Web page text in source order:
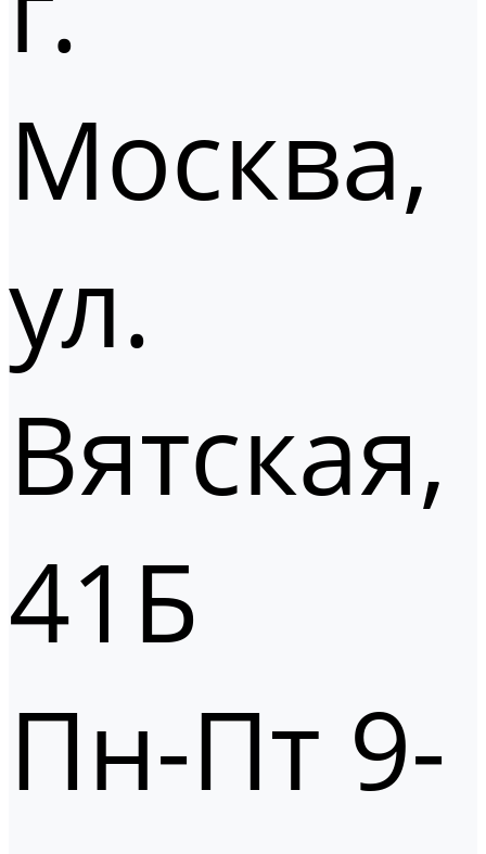
Москва,
ул.
Вятская,
41Б
Пн-Пт 9-